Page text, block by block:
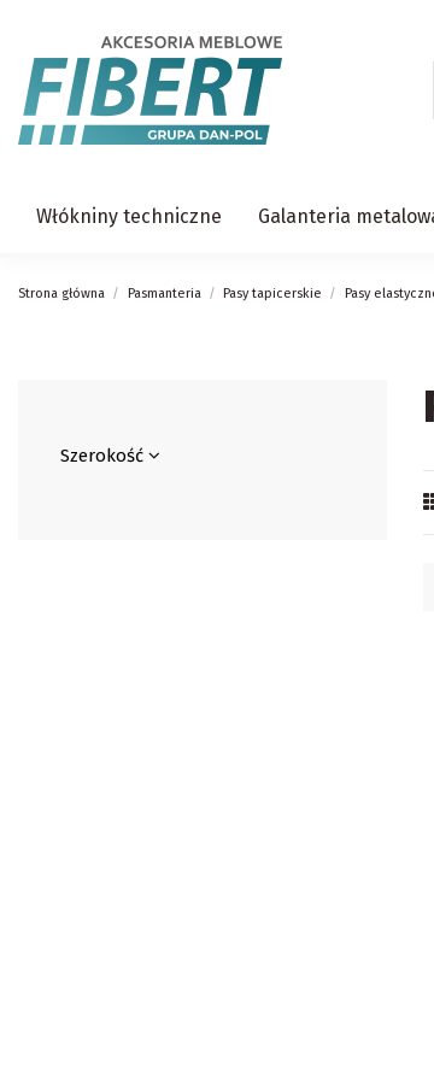
Włókniny techniczne Galanteria
Strona główna Pasmanteria Pasy tapicerskie Pasy
Szerokość